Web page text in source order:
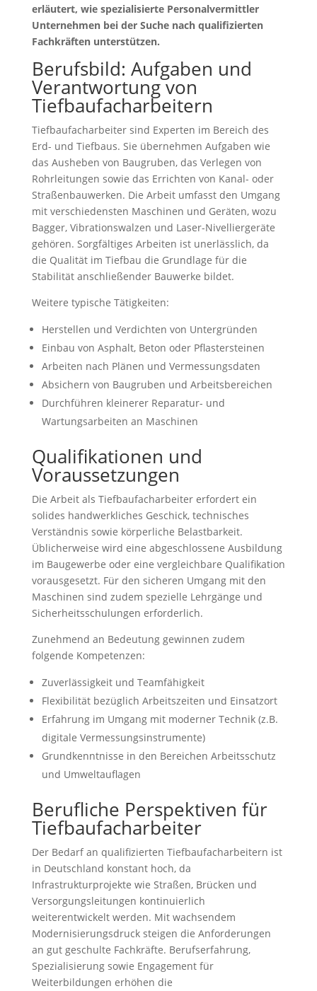
erläutert, wie spezialisierte Personalvermittler
Unternehmen bei der Suche nach qualifizierten
Fachkräften unterstützen.
Berufsbild: Aufgaben und
Verantwortung von
Tiefbaufacharbeitern
Tiefbaufacharbeiter sind Experten im Bereich des
Erd- und Tiefbaus. Sie übernehmen Aufgaben wie
das Ausheben von Baugruben, das Verlegen von
Rohrleitungen sowie das Errichten von Kanal- oder
Straßenbauwerken. Die Arbeit umfasst den Umgang
mit verschiedensten Maschinen und Geräten, wozu
Bagger, Vibrationswalzen und Laser-Nivelliergeräte
gehören. Sorgfältiges Arbeiten ist unerlässlich, da
die Qualität im Tiefbau die Grundlage für die
Stabilität anschließender Bauwerke bildet.
Weitere typische Tätigkeiten:
Herstellen und Verdichten von Untergründen
Einbau von Asphalt, Beton oder Pflastersteinen
Arbeiten nach Plänen und Vermessungsdaten
Absichern von Baugruben und Arbeitsbereichen
Durchführen kleinerer Reparatur- und
Wartungsarbeiten an Maschinen
Qualifikationen und
Voraussetzungen
Die Arbeit als Tiefbaufacharbeiter erfordert ein
solides handwerkliches Geschick, technisches
Verständnis sowie körperliche Belastbarkeit.
Üblicherweise wird eine abgeschlossene Ausbildung
im Baugewerbe oder eine vergleichbare Qualifikation
vorausgesetzt. Für den sicheren Umgang mit den
Maschinen sind zudem spezielle Lehrgänge und
Sicherheitsschulungen erforderlich.
Zunehmend an Bedeutung gewinnen zudem
folgende Kompetenzen:
Zuverlässigkeit und Teamfähigkeit
Flexibilität bezüglich Arbeitszeiten und Einsatzort
Erfahrung im Umgang mit moderner Technik (z.B.
digitale Vermessungsinstrumente)
Grundkenntnisse in den Bereichen Arbeitsschutz
und Umweltauflagen
Berufliche Perspektiven für
Tiefbaufacharbeiter
Der Bedarf an qualifizierten Tiefbaufacharbeitern ist
in Deutschland konstant hoch, da
Infrastrukturprojekte wie Straßen, Brücken und
Versorgungsleitungen kontinuierlich
weiterentwickelt werden. Mit wachsendem
Modernisierungsdruck steigen die Anforderungen
an gut geschulte Fachkräfte. Berufserfahrung,
Spezialisierung sowie Engagement für
Weiterbildungen erhöhen die